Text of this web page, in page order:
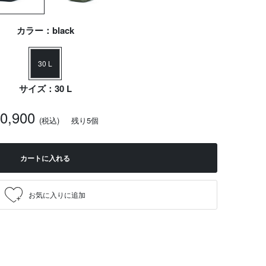
カラー：black
30 L
サイズ：30 L
(税込) 残り5個
カートに入れる